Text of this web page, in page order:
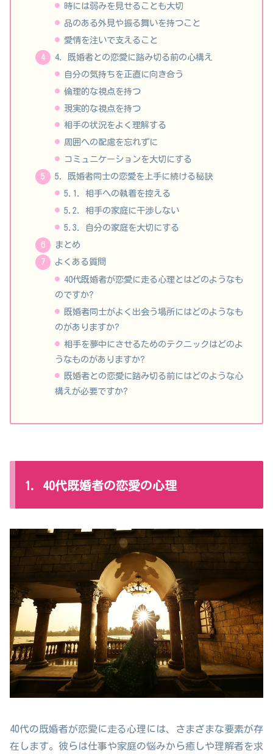
時には弱みを見せることも大切
品のある外見や振る舞いを持つこと
愛情を注いで支えること
4. 既婚者との恋愛に踏み切る前の心構え
自分の気持ちを正直に向き合う
倫理的な視点を持つ
現実的な視点を持つ
相手の状況をよく理解する
周囲への配慮を忘れずに
コミュニケーションを大切にする
5. 既婚者同士の恋愛を上手に続ける秘訣
5.1. 相手への執着を控える
5.2. 相手の家庭に干渉しない
5.3. 自分の家庭を大切にする
まとめ
よくある質問
40代既婚者が恋愛に走る心理とはどのようなも
のですか?
既婚者同士がよく出会う場所にはどのようなも
のがありますか?
相手を夢中にさせるためのテクニックはどのよ
うなものがありますか?
既婚者との恋愛に踏み切る前にはどのような心
構えが必要ですか?
1. 40代既婚者の恋愛の心理
40代の既婚者が恋愛に走る心理には、さまざまな要素が存
在します。彼らは仕事や家庭の悩みから癒しや理解者を求